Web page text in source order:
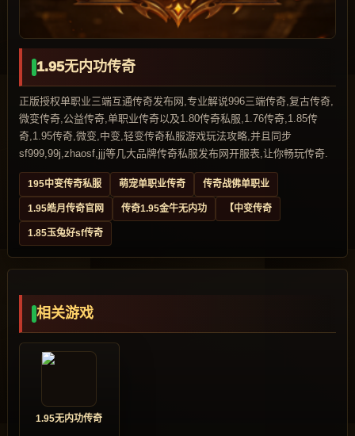
1.95无内功传奇
正版授权单职业三端互通传奇发布网,专业解说996三端传奇,复古传奇,
微变传奇,公益传奇,单职业传奇以及1.80传奇私服,1.76传奇,1.85传
奇,1.95传奇,微变,中变,轻变传奇私服游戏玩法攻略,并且同步
sf999,99j,zhaosf,jjj等几大品牌传奇私服发布网开服表,让你畅玩传奇.
195中变传奇私服 萌宠单职业传奇 传奇战佛单职业
1.95皓月传奇官网 传奇1.95金牛无内功 【中变传奇
1.85玉兔好sf传奇
相关游戏
1.95无内功传奇